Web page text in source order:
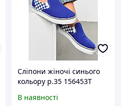
Сліпони жіночі синього
кольору р.35 156453T
В наявності